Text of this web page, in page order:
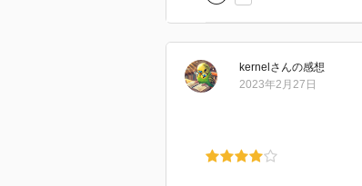
kernel さんの感想
2023年2月27日